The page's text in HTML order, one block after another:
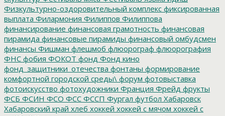
Физкультурно-оздоровительный комплекс фиксированная
выплата Филармония Филиппов Филиппова
финансирование финансовая грамотность финансовая
пирамида финансовые пирамиды финансовый омбудсмен
финансы Фишман флешмоб флюорограф флюорография
ФНС фобия ФОКОТ фонд Фонд кино
фонд_защитники_отечества фонтаны формирование
комфортной городской среды\ форум фотовыставка
фотоискусство фотохудожники Франция Фрейд фрукты
ФСБ ФСИН ФСО ФСС ФССП Фургал футбол Хабаровск
Хабаровский край хлеб хоккей хоккей с мячом хоккей с